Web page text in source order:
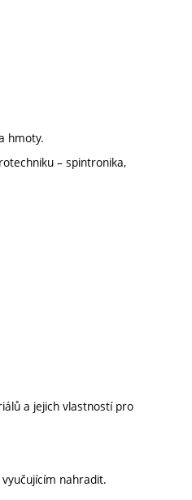
hmoty.
– spintronika,
a jejich vlastností pro
nahradit.